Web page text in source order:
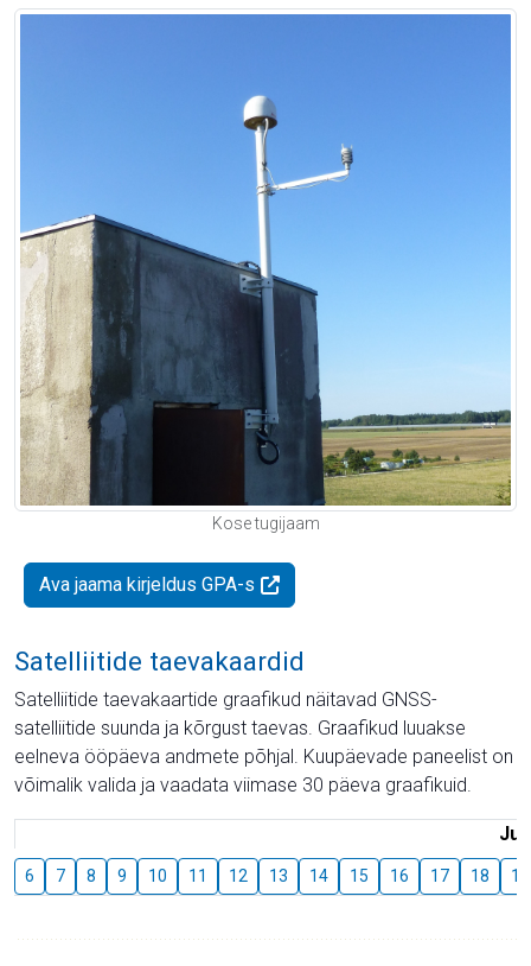
Kose tugijaam
Ava jaama kirjeldus GPA-s
Satelliitide taevakaardid
Satelliitide taevakaartide graafikud näitavad GNSS-
satelliitide suunda ja kõrgust taevas. Graafikud luuakse
eelneva ööpäeva andmete põhjal. Kuupäevade paneelist on
võimalik valida ja vaadata viimase 30 päeva graafikuid.
6 7 8 9 10 11 12 13 14 15 16 17 18 19